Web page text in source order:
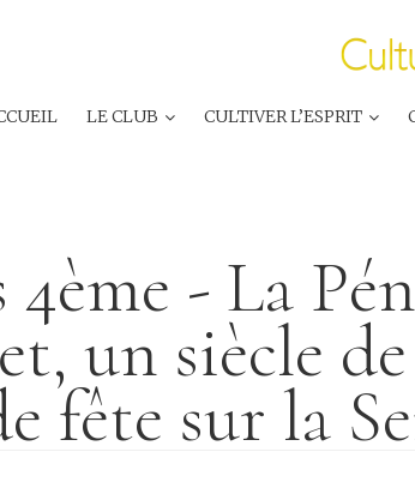
LE CLUB CULTIVER L’ESPRIT
4ème - La
un siècle
fête sur la